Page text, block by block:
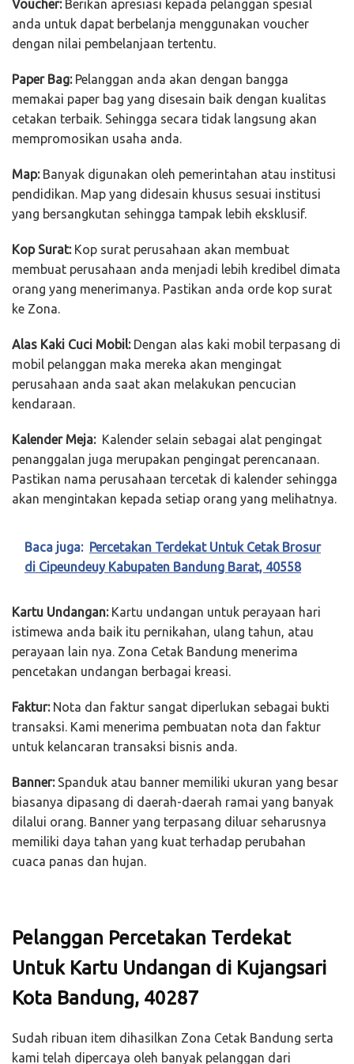
Voucher:Berikan apresiasi kepada pelanggan spesial
anda untuk dapat berbelanja menggunakan voucher
dengan nilai pembelanjaan tertentu.
Paper Bag:Pelanggan anda akan dengan bangga
memakai paper bag yang disesain baik dengan kualitas
cetakan terbaik. Sehingga secara tidak langsung akan
mempromosikan usaha anda.
Map:Banyak digunakan oleh pemerintahan atau institusi
pendidikan. Map yang didesain khusus sesuai institusi
yang bersangkutan sehingga tampak lebih eksklusif.
Kop Surat:Kop surat perusahaan akan membuat
membuat perusahaan anda menjadi lebih kredibel dimata
orang yang menerimanya. Pastikan anda orde kop surat
ke Zona.
Alas Kaki Cuci Mobil:Dengan alas kaki mobil terpasang di
mobil pelanggan maka mereka akan mengingat
perusahaan anda saat akan melakukan pencucian
kendaraan.
Kalender Meja:Kalender selain sebagai alat pengingat
penanggalan juga merupakan pengingat perencanaan.
Pastikan nama perusahaan tercetak di kalender sehingga
akan mengintakan kepada setiap orang yang melihatnya.
Baca juga: Percetakan Terdekat Untuk Cetak Brosur
di Cipeundeuy Kabupaten Bandung Barat, 40558
Kartu Undangan:Kartu undangan untuk perayaan hari
istimewa anda baik itu pernikahan, ulang tahun, atau
perayaan lain nya. Zona Cetak Bandung menerima
pencetakan undangan berbagai kreasi.
Faktur:Nota dan faktur sangat diperlukan sebagai bukti
transaksi. Kami menerima pembuatan nota dan faktur
untuk kelancaran transaksi bisnis anda.
Banner:Spanduk atau banner memiliki ukuran yang besar
biasanya dipasang di daerah-daerah ramai yang banyak
dilalui orang. Banner yang terpasang diluar seharusnya
memiliki daya tahan yang kuat terhadap perubahan
cuaca panas dan hujan.
Pelanggan Percetakan Terdekat
Untuk Kartu Undangan di Kujangsari
Kota Bandung, 40287
Sudah ribuan item dihasilkan Zona Cetak Bandung serta
kami telah dipercaya oleh banyak pelanggan dari